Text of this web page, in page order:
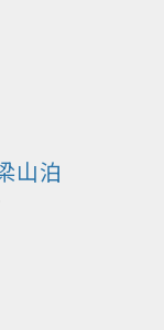
山泊